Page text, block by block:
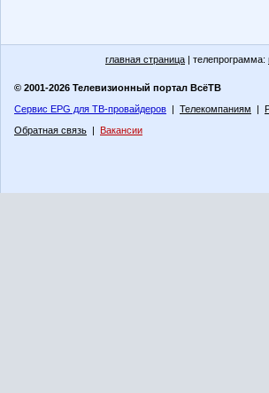
главная страница | телепрограмма:
© 2001-2026 Телевизионный портал ВсёТВ
Сервис EPG для ТВ-провайдеров | Телекомпаниям |
Обратная связь | Вакансии